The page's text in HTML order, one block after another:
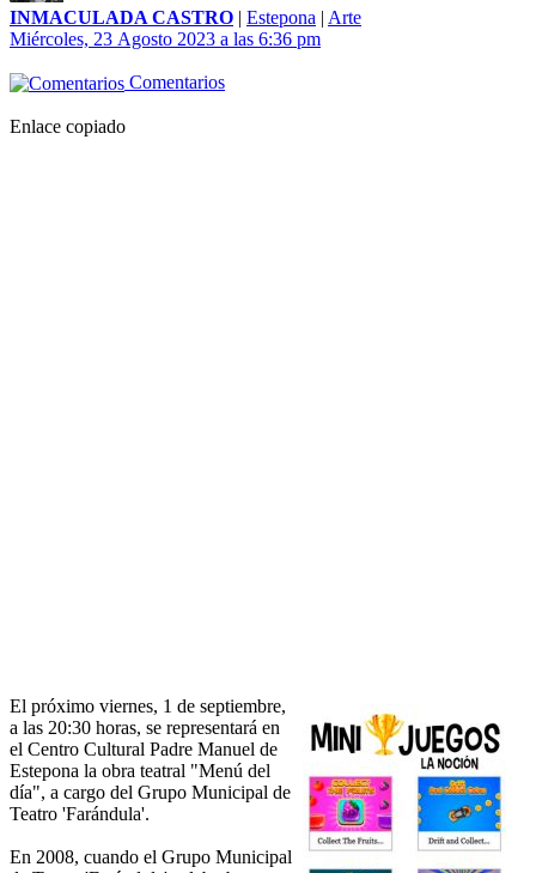
INMACULADA CASTRO | Estepona | Arte
Miércoles, 23 Agosto 2023 a las 6:36 pm
Comentarios
Enlace copiado
El próximo viernes, 1 de septiembre,
a las 20:30 horas, se representará en
el Centro Cultural Padre Manuel de
Estepona la obra teatral "Menú del
día", a cargo del Grupo Municipal de
Teatro 'Farándula'.
En 2008, cuando el Grupo Municipal